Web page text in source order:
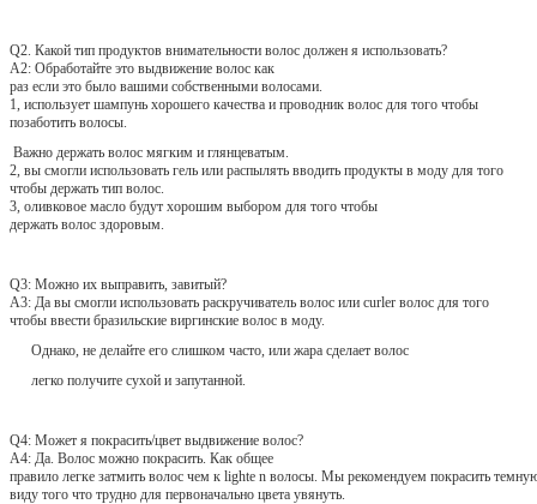
Q2. Какой тип продуктов внимательности волос должен я использовать?
A2: Обработайте это выдвижение волос как
раз если это было вашими собственными волосами.
1, использует шампунь хорошего качества и проводник волос для того чтобы
позаботить волосы.
Важно держать волос мягким и глянцеватым.
2, вы смогли использовать гель или распылять вводить продукты в моду для того
чтобы держать тип волос.
3, оливковое масло будут хорошим выбором для того чтобы
держать волос здоровым.
Q3: Можно их выправить, завитый?
A3: Да вы смогли использовать раскручиватель волос или curler волос для того
чтобы ввести бразильские виргинские волос в моду.
Однако, не делайте его слишком часто, или жара сделает волос
легко получите сухой и запутанной.
Q4: Может я покрасить/цвет выдвижение волос?
A4: Да. Волос можно покрасить. Как общее
правило легке затмить волос чем к lighte n волосы. Мы рекомендуем покрасить
виду того что трудно для первоначально цвета увянуть.